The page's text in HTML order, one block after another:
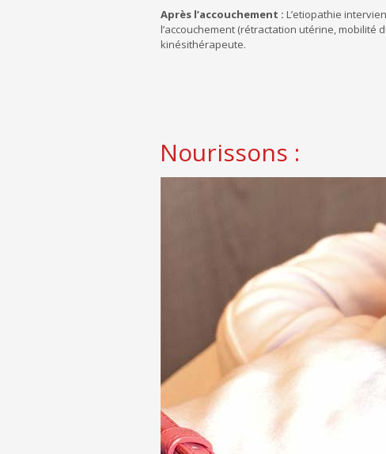
Après l’accouchement : L’etiopathie
l’accouchement (rétractation utérine,
kinésithérapeute.
Nourissons :